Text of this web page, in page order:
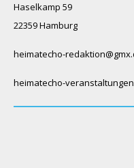
Haselkamp 59
22359 Hamburg
heimatecho-
heimatecho-